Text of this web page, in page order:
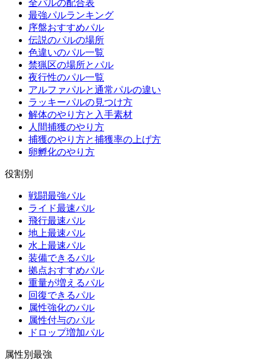
全パルの配合表
最強パルランキング
序盤おすすめパル
伝説のパルの場所
色違いのパル一覧
禁猟区の場所とパル
夜行性のパル一覧
アルファパルと通常パルの違い
ラッキーパルの見つけ方
解体のやり方と入手素材
人間捕獲のやり方
捕獲のやり方と捕獲率の上げ方
卵孵化のやり方
役割別
戦闘最強パル
ライド最速パル
飛行最速パル
地上最速パル
水上最速パル
装備できるパル
拠点おすすめパル
重量が増えるパル
回復できるパル
属性強化のパル
属性付与のパル
ドロップ増加パル
属性別最強